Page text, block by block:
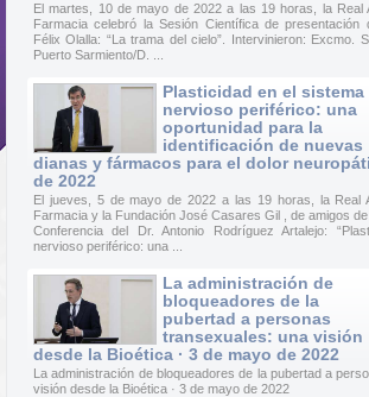
El martes, 10 de mayo de 2022 a las 19 horas, la Real
Farmacia celebró la Sesión Científica de presentación
Félix Olalla: “La trama del cielo”. Intervinieron: Excmo.
Puerto Sarmiento/D. ...
Plasticidad en el sistema
nervioso periférico: una
oportunidad para la
identificación de nuevas
dianas y fármacos para el dolor
de 2022
El jueves, 5 de mayo de 2022 a las 19 horas, la Real
Farmacia y la Fundación José Casares Gil , de amigos
Conferencia del Dr. Antonio Rodríguez Artalejo:
nervioso periférico: una ...
La administración de
bloqueadores de la
pubertad a personas
transexuales: una visión
desde la Bioética · 3 de mayo de 2022
La administración de bloqueadores de la pubertad a
visión desde la Bioética · 3 de mayo de 2022